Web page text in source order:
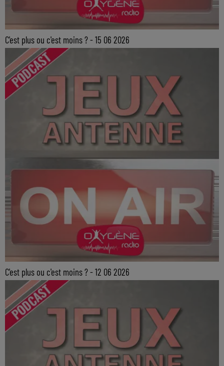
C'est plus ou c'est moins ? - 15 06 2026
C'est plus ou c'est moins ? - 12 06 2026